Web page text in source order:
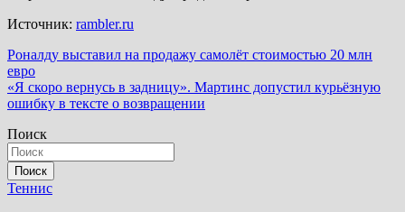
Источник: rambler.ru
Навигация
по
записям
Роналду выставил на продажу самолёт стоимостью 20 млн
евро
«Я скоро вернусь в задницу». Мартинс допустил курьёзную
ошибку в тексте о возвращении
Поиск
Поиск
Теннис